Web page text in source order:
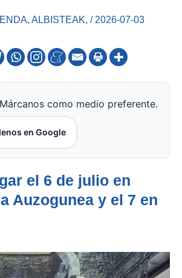
, ALBISTEAK, / 2026-07-03
Márcanos como medio preferente.
en Google
el 6 de julio en
Auzogunea y el 7 en